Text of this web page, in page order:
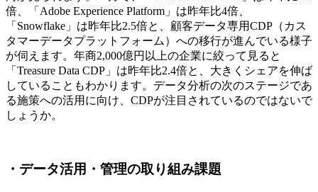
倍、「Adobe Experience Platform」は昨年比4倍、
「Snowflake」は昨年比2.5倍と、顧客データ専用CDP（カス
タマーデータプラットフォーム）への移行が進んでいる様子
が伺えます。年商2,000億円以上の企業に絞って見ると
「Treasure Data CDP」は昨年比2.4倍と、大きくシェアを伸ば
していることもわかります。データ分析の次のステージであ
る施策への活用に向け、CDPが注目されているのではないで
しょうか。
・データ活用・管理の取り組み課題